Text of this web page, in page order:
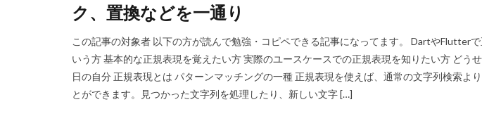
ク、置換などを一通り
この記事の対象者 以下の方が読んで勉強・コピペできる記事になってます。 DartやFlutter
いう方 基本的な正規表現を覚えたい方 実際のユースケースでの正規表現を知りたい方 どう
日の自分 正規表現とは パターンマッチングの一種 正規表現を使えば、通常の文字列検索よ
とができます。見つかった文字列を処理したり、新しい文字 […]